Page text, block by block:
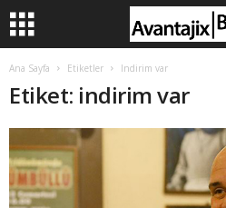
Ana Sayfa Etiketler Indirim var
Etiket: indirim var